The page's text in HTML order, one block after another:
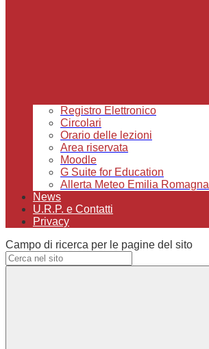
Registro Elettronico
Circolari
Orario delle lezioni
Area riservata
Moodle
G Suite for Education
Allerta Meteo Emilia Romagna
News
U.R.P. e Contatti
Privacy
Campo di ricerca per le pagine del sito